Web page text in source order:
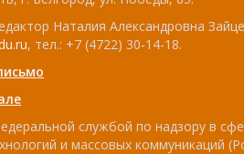
Наталия Александровна
, тел.: +7 (4722) 30-14-18.
службой по надзору в
и массовых коммуникаций